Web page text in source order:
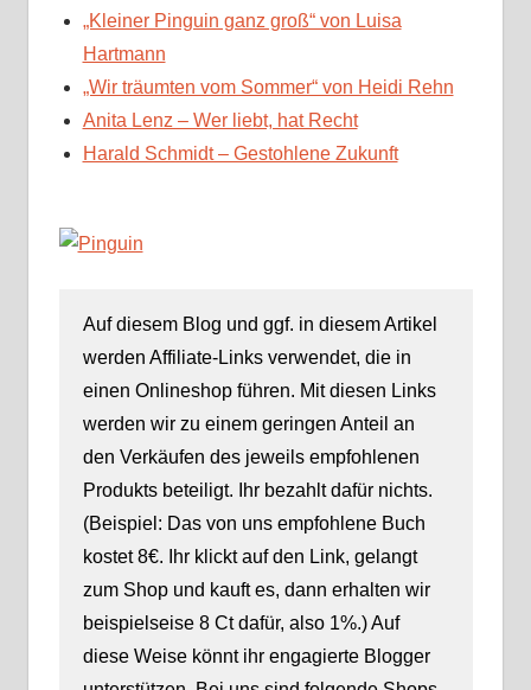
„Kleiner Pinguin ganz groß“ von Luisa
Hartmann
„Wir träumten vom Sommer“ von Heidi Rehn
Anita Lenz – Wer liebt, hat Recht
Harald Schmidt – Gestohlene Zukunft
Auf diesem Blog und ggf. in diesem Artikel
werden Affiliate-Links verwendet, die in
einen Onlineshop führen. Mit diesen Links
werden wir zu einem geringen Anteil an
den Verkäufen des jeweils empfohlenen
Produkts beteiligt. Ihr bezahlt dafür nichts.
(Beispiel: Das von uns empfohlene Buch
kostet 8€. Ihr klickt auf den Link, gelangt
zum Shop und kauft es, dann erhalten wir
beispielseise 8 Ct dafür, also 1%.) Auf
diese Weise könnt ihr engagierte Blogger